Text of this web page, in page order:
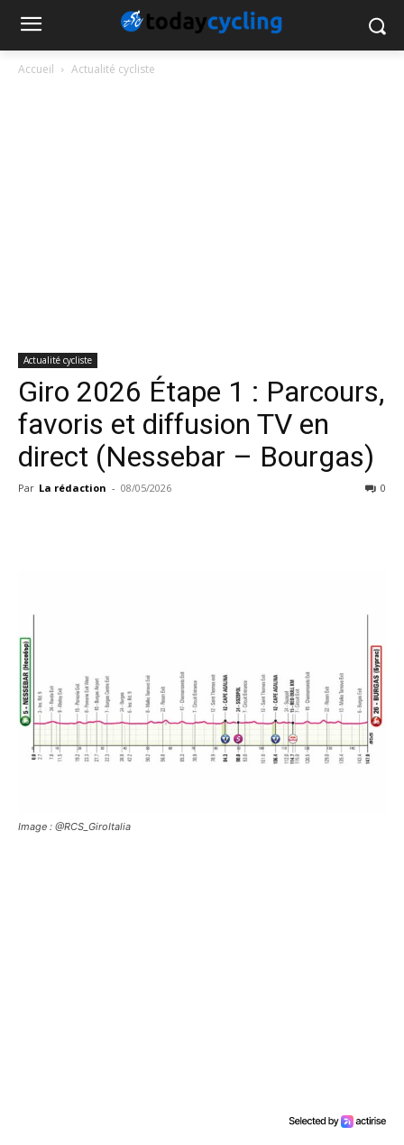
Accueil Actualité cycliste
Actualité cycliste
Giro 2026 Étape 1 : Parcours,
favoris et diffusion TV en
direct (Nessebar – Bourgas)
Par La rédaction - 08/05/2026 0
Image : @RCS_GiroItalia